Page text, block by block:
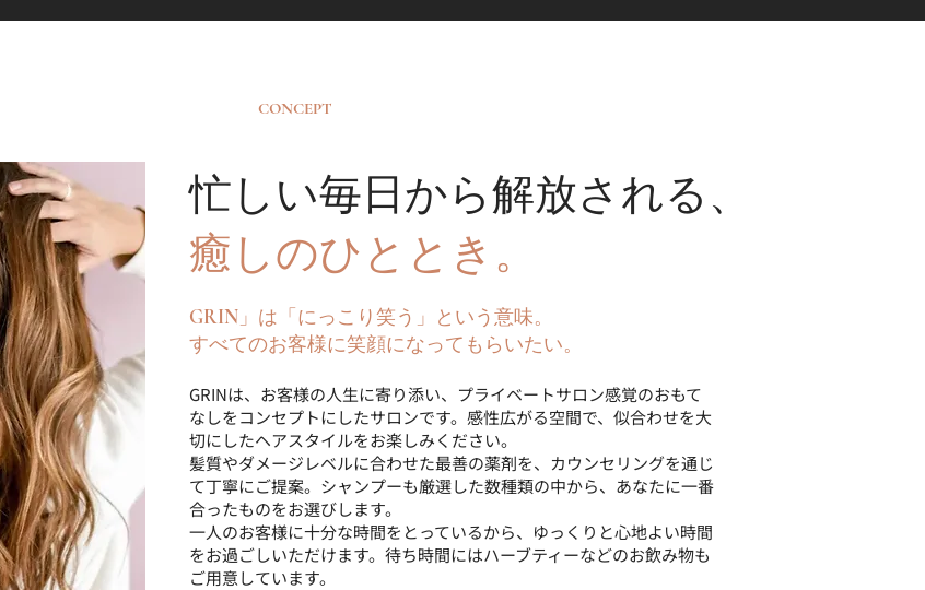
CONCEPT
忙しい毎日から解放される、
癒しのひととき。
GRIN」は「にっこり笑う」という意味。
すべてのお客様に笑顔になってもらいたい。
GRINは、お客様の人生に寄り添い、プライベートサロン感覚のおもて
なしをコンセプトにしたサロンです。感性広がる空間で、似合わせを大
切にしたヘアスタイルをお楽しみください。
髪質やダメージレベルに合わせた最善の薬剤を、カウンセリングを通じ
て丁寧にご提案。シャンプーも厳選した数種類の中から、あなたに一番
合ったものをお選びします。
一人のお客様に十分な時間をとっているから、ゆっくりと心地よい時間
をお過ごしいただけます。待ち時間にはハーブティーなどのお飲み物も
ご用意しています。